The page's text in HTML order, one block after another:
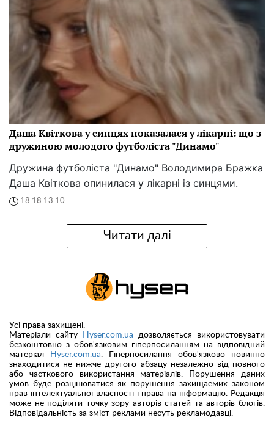
Даша Квіткова у синцях показалася у лікарні: що з
дружиною молодого футболіста "Динамо"
Дружина футболіста "Динамо" Володимира Бражка
Даша Квіткова опинилася у лікарні із синцями.
18:18 13.10
Читати далі
Усі права захищені.
Матеріали сайту
Hyser.com.ua дозволяється використовувати
безкоштовно з обов'язковим гіперпосиланням на відповідний
матеріал
Hyser.com.ua . Гіперпосилання обов'язково повинно
знаходитися не нижче другого абзацу незалежно від повного
або часткового використання матеріалів. Порушення даних
умов буде розцінюватися як порушення захищаемих законом
прав інтелектуальної власності і права на інформацію. Редакція
може не поділяти точку зору авторів статей та авторів блогів.
Відповідальність за зміст реклами несуть рекламодавці.